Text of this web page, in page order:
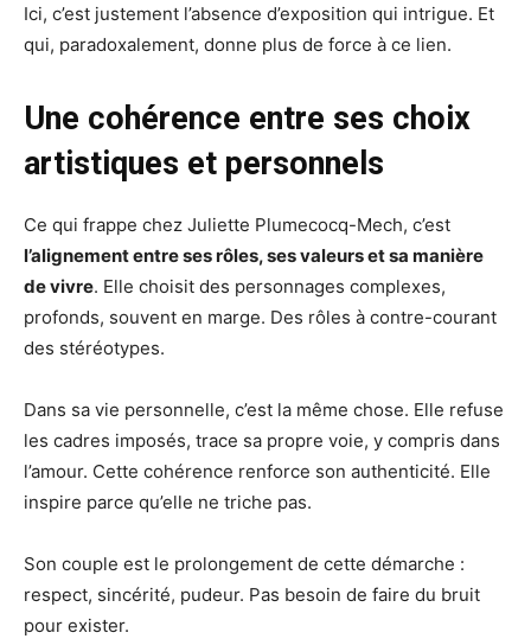
Ici, c’est justement l’absence d’exposition qui intrigue. Et
qui, paradoxalement, donne plus de force à ce lien.
Une cohérence entre ses choix
artistiques et personnels
Ce qui frappe chez Juliette Plumecocq-Mech, c’est
l’alignement entre ses rôles, ses valeurs et sa manière
de vivre. Elle choisit des personnages complexes,
profonds, souvent en marge. Des rôles à contre-courant
des stéréotypes.
Dans sa vie personnelle, c’est la même chose. Elle refuse
les cadres imposés, trace sa propre voie, y compris dans
l’amour. Cette cohérence renforce son authenticité. Elle
inspire parce qu’elle ne triche pas.
Son couple est le prolongement de cette démarche :
respect, sincérité, pudeur. Pas besoin de faire du bruit
pour exister.